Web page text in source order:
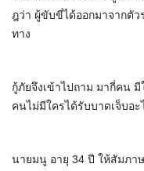
ฎว่า ผู้ขับขี่ได้ออกมาจากตั
ทาง
กู้ภัยจึงเข้าไปถาม มากี่คน
คนไม่มีใครได้รับบาดเจ็บอะ
นายมนู อายุ 34 ปี ให้สัมภา